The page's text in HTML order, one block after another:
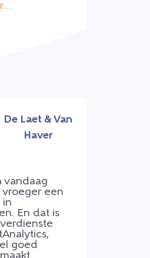
De Laet & Van
Haver
vandaag
vroeger een
in
En dat is
goed